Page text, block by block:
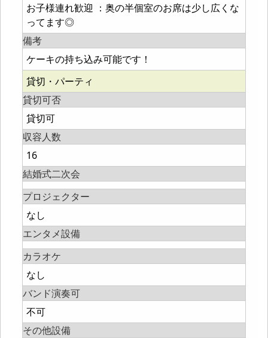
お子様連れ歓迎 ：奥の半個室のお席は少し広くな
ってます◎
備考
ケーキの持ち込み可能です！
貸切・パーティ
貸切可否
貸切可
収容人数
16
結婚式二次会
プロジェクター
なし
エンタメ設備
カラオケ
なし
バンド演奏可
不可
その他設備